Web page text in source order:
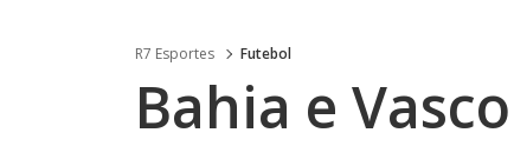
R7 Esportes Futebol
Bahia e